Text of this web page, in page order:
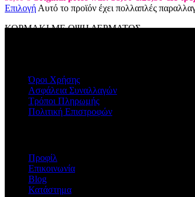
Επιλογή Αυτό το προϊόν έχει πολλαπλές
ΚΟΡΜΑΚΙ ΜΕ ΟΨΗ ΔΕΡΜΑΤΟΣ
Όροι Χρήσης
Ασφάλεια Συναλλαγών
Τρόποι Πληρωμής
Πολιτική Επιστροφών
Προφίλ
Επικοινωνία
Blog
Κατάστημα